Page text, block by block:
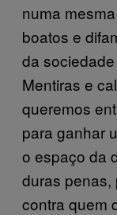
numa
boatos e
da
Mentiras e
queremos
para ganhar
o espaço da
duras penas,
contra quem